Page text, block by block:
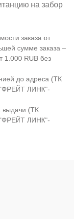
на забор
заказа от
сумме заказа –
1.000 RUB без
до адреса (ТК
ЛИНК"-
выдачи (ТК
ЛИНК"-